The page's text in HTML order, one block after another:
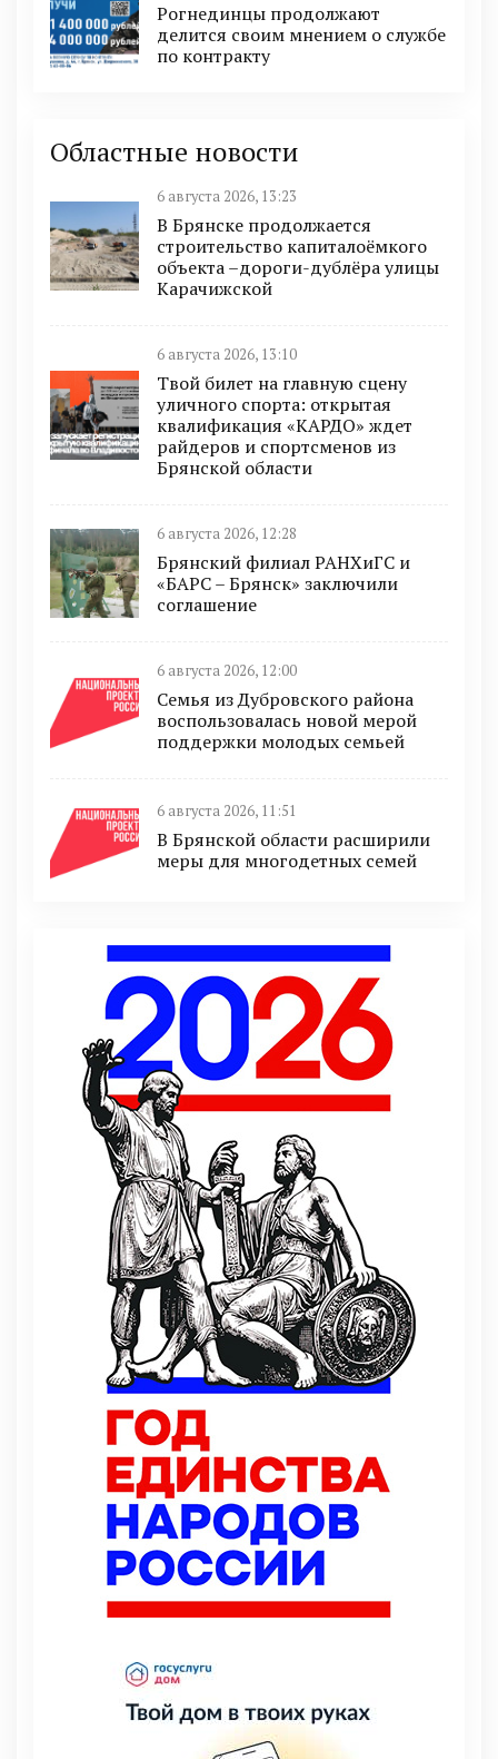
Рогнединцы продолжают
делится своим мнением о службе
по контракту
Областные новости
6 августа 2026, 13:23
В Брянске продолжается
строительство капиталоёмкого
объекта –дороги-дублёра улицы
Карачижской
6 августа 2026, 13:10
Твой билет на главную сцену
уличного спорта: открытая
квалификация «КАРДО» ждет
райдеров и спортсменов из
Брянской области
6 августа 2026, 12:28
Брянский филиал РАНХиГС и
«БАРС – Брянск» заключили
соглашение
6 августа 2026, 12:00
Семья из Дубровского района
воспользовалась новой мерой
поддержки молодых семьей
6 августа 2026, 11:51
В Брянской области расширили
меры для многодетных семей